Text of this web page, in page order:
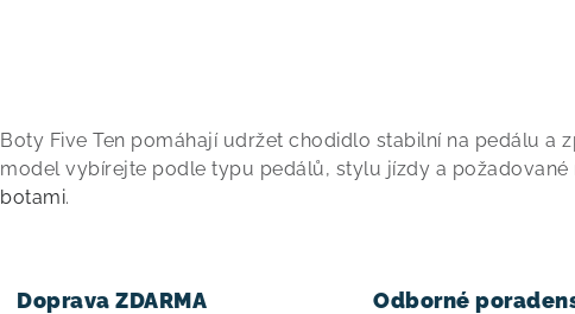
v
l
á
a
Boty Five Ten pomáhají udržet chodidlo stabilní na pedálu a
model vybírejte podle typu pedálů, stylu jízdy a požadované
botami.
Doprava ZDARMA Odborné